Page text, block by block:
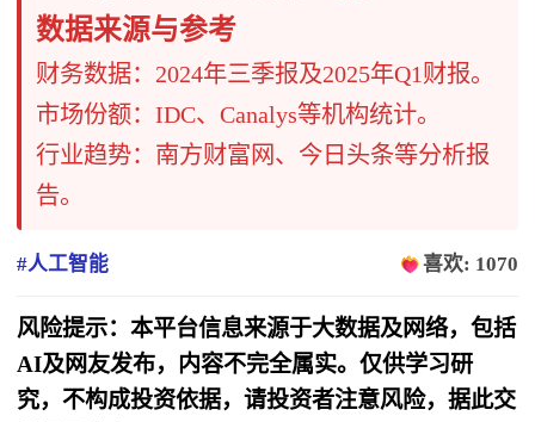
​​数据来源与参考​​
财务数据：2024年三季报及2025年Q1财报。
市场份额：IDC、Canalys等机构统计。
行业趋势：南方财富网、今日头条等分析报
告。
#人工智能 喜欢: 1070
风险提示：本平台信息来源于大数据及网络，包括
AI及网友发布，内容不完全属实。仅供学习研
究，不构成投资依据，请投资者注意风险，据此交